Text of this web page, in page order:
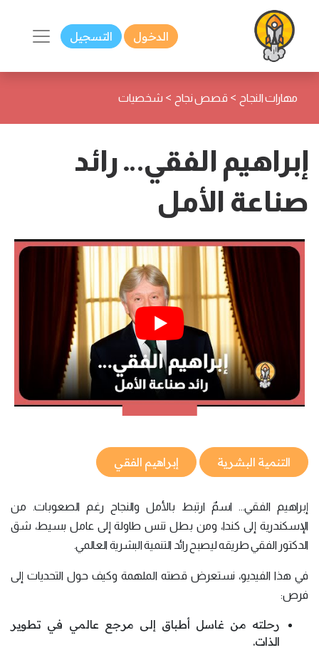
الدخول التسجيل
مهارات النجاح > قصص نجاح > شخصيات
إبراهيم الفقي… رائد
صناعة الأمل
التنمية البشرية إبراهيم الفقي
إبراهيم الفقي... اسمٌ ارتبط بالأمل والنجاح رغم الصعوبات. من
الإسكندرية إلى كندا، ومن بطل تنس طاولة إلى عامل بسيط، شق
الدكتور الفقي طريقه ليصبح رائد التنمية البشرية العالمي.
في هذا الفيديو، نستعرض قصته الملهمة وكيف حول التحديات إلى
فرص:
رحلته من غاسل أطباق إلى مرجع عالمي في تطوير
الذات.